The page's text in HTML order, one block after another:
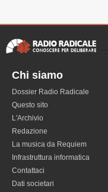
Chi siamo
Dossier Radio Radicale
Questo sito
L'Archivio
Redazione
La musica da Requiem
Infrastruttura informatica
Contattaci
Dati societari